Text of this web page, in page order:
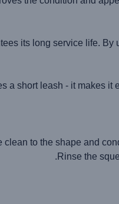
its long service life.
a short leash - it makes